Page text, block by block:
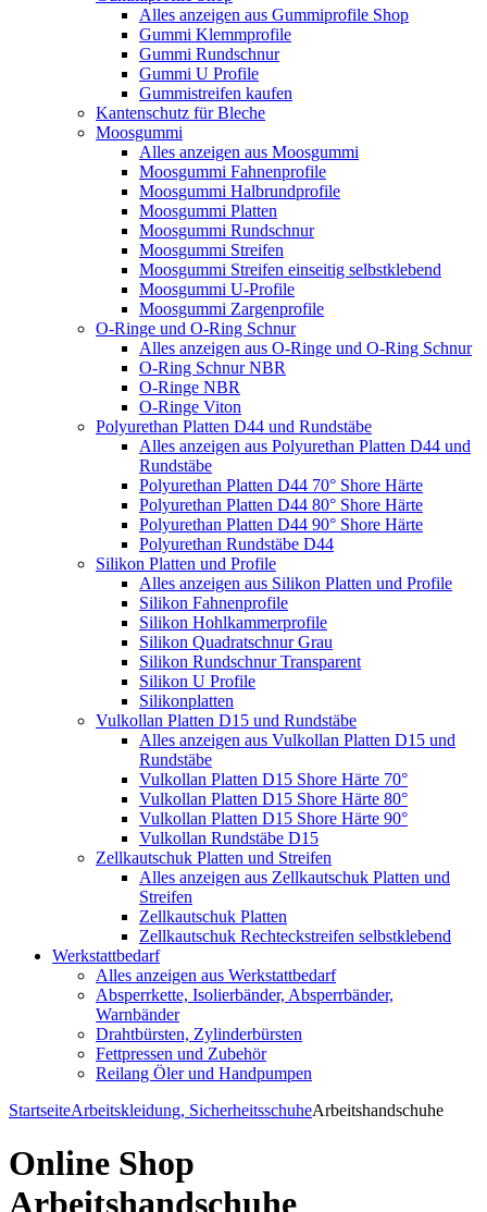
Alles anzeigen aus Gummiprofile Shop
Gummi Klemmprofile
Gummi Rundschnur
Gummi U Profile
Gummistreifen kaufen
Kantenschutz für Bleche
Moosgummi
Alles anzeigen aus Moosgummi
Moosgummi Fahnenprofile
Moosgummi Halbrundprofile
Moosgummi Platten
Moosgummi Rundschnur
Moosgummi Streifen
Moosgummi Streifen einseitig selbstklebend
Moosgummi U-Profile
Moosgummi Zargenprofile
O-Ringe und O-Ring Schnur
Alles anzeigen aus O-Ringe und O-Ring Schnur
O-Ring Schnur NBR
O-Ringe NBR
O-Ringe Viton
Polyurethan Platten D44 und Rundstäbe
Alles anzeigen aus Polyurethan Platten D44 und
Rundstäbe
Polyurethan Platten D44 70° Shore Härte
Polyurethan Platten D44 80° Shore Härte
Polyurethan Platten D44 90° Shore Härte
Polyurethan Rundstäbe D44
Silikon Platten und Profile
Alles anzeigen aus Silikon Platten und Profile
Silikon Fahnenprofile
Silikon Hohlkammerprofile
Silikon Quadratschnur Grau
Silikon Rundschnur Transparent
Silikon U Profile
Silikonplatten
Vulkollan Platten D15 und Rundstäbe
Alles anzeigen aus Vulkollan Platten D15 und
Rundstäbe
Vulkollan Platten D15 Shore Härte 70°
Vulkollan Platten D15 Shore Härte 80°
Vulkollan Platten D15 Shore Härte 90°
Vulkollan Rundstäbe D15
Zellkautschuk Platten und Streifen
Alles anzeigen aus Zellkautschuk Platten und
Streifen
Zellkautschuk Platten
Zellkautschuk Rechteckstreifen selbstklebend
Werkstattbedarf
Alles anzeigen aus Werkstattbedarf
Absperrkette, Isolierbänder, Absperrbänder,
Warnbänder
Drahtbürsten, Zylinderbürsten
Fettpressen und Zubehör
Reilang Öler und Handpumpen
StartseiteArbeitskleidung, SicherheitsschuheArbeitshandschuhe
Online Shop
Arbeitshandschuhe